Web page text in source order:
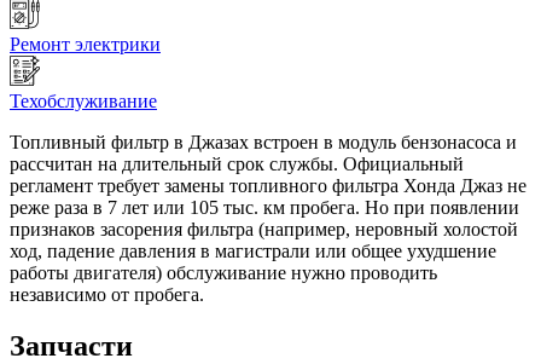
Ремонт электрики
Техобслуживание
Топливный фильтр в Джазах встроен в модуль бензонасоса и
рассчитан на длительный срок службы. Официальный
регламент требует замены топливного фильтра Хонда Джаз не
реже раза в 7 лет или 105 тыс. км пробега. Но при появлении
признаков засорения фильтра (например, неровный холостой
ход, падение давления в магистрали или общее ухудшение
работы двигателя) обслуживание нужно проводить
независимо от пробега.
Запчасти